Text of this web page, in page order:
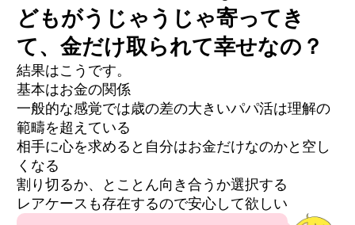
どもがうじゃうじゃ寄ってき
て、金だけ取られて幸せなの？
結果はこうです。
基本はお金の関係
一般的な感覚では歳の差の大きいパパ活は理解の
範疇を超えている
相手に心を求めると自分はお金だけなのかと空し
くなる
割り切るか、とことん向き合うか選択する
レアケースも存在するので安心して欲しい